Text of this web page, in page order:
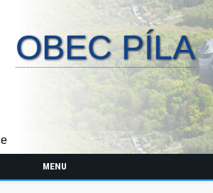
OBEC PÍLA
MENU